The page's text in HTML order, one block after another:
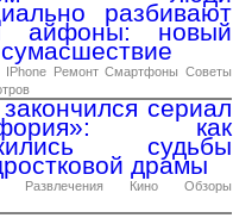
разбивают
айфоны: новый
IPhone Ремонт Смартфоны Советы
сериал
как
судьбы
драмы
Развлечения Кино
Обзоры